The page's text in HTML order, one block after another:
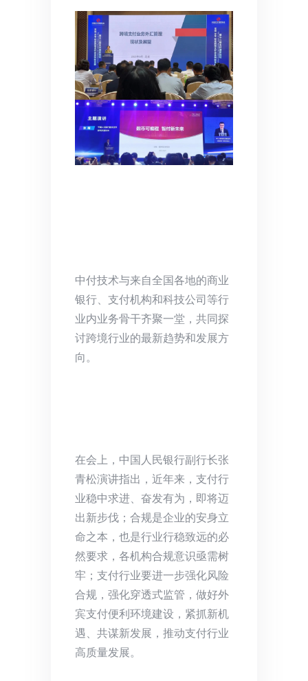
中付技术与来自全国各地的商业
银行、支付机构和科技公司等行
业内业务骨干齐聚一堂，共同探
讨跨境行业的最新趋势和发展方
向。
在会上，中国人民银行副行长张
青松演讲指出，近年来，支付行
业稳中求进、奋发有为，即将迈
出新步伐；合规是企业的安身立
命之本，也是行业行稳致远的必
然要求，各机构合规意识亟需树
牢；支付行业要进一步强化风险
合规，强化穿透式监管，做好外
宾支付便利环境建设，紧抓新机
遇、共谋新发展，推动支付行业
高质量发展。